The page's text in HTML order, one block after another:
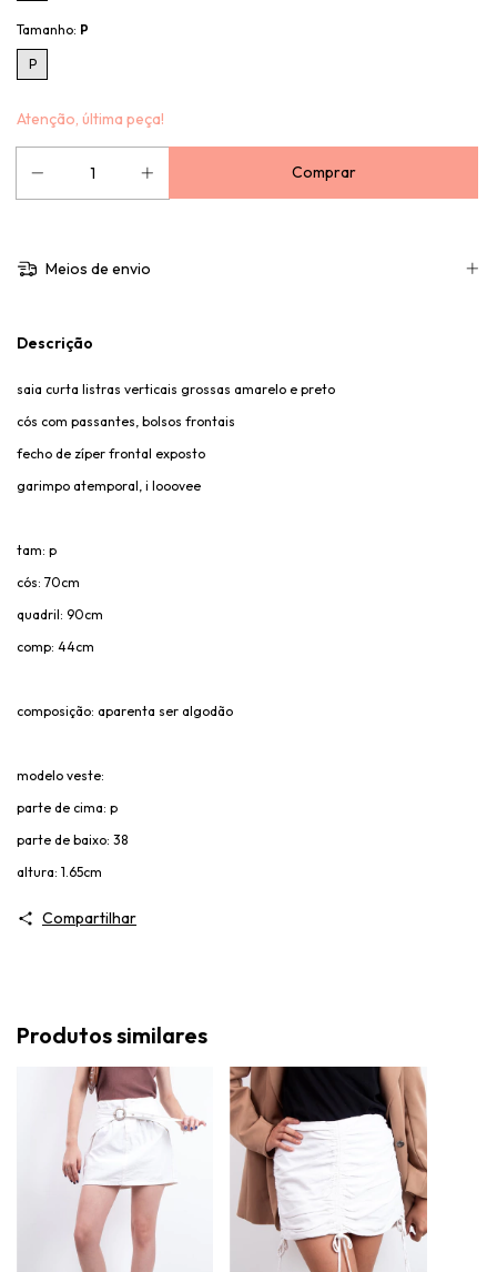
Tamanho: P
P
Atenção, última peça!
Meios de envio
Descrição
saia curta listras verticais grossas amarelo e preto
cós com passantes, bolsos frontais
fecho de zíper frontal exposto
garimpo atemporal, i looovee
tam: p
cós: 70cm
quadril: 90cm
comp: 44cm
composição: aparenta ser algodão
modelo veste:
parte de cima: p
parte de baixo: 38
altura: 1.65cm
Compartilhar
Produtos similares